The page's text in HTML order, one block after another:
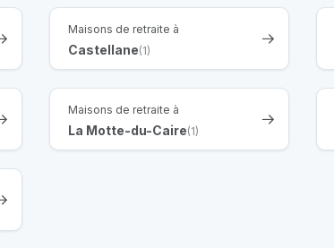
Maisons de retraite à
Castellane(1)
Maisons de retraite à
La Motte-du-Caire(1)